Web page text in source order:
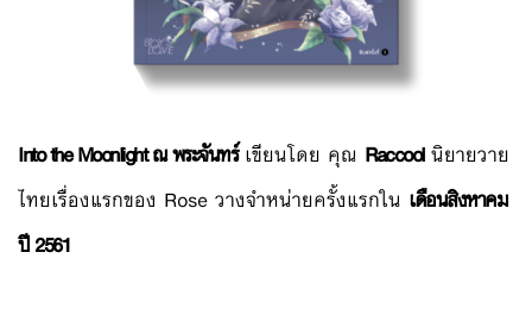
Into the Moonlight ณ พระจันทร์เขียนโดย คุณ Raccoolนิยายวาย
ไทยเรื่องแรกของ Rose วางจำหน่ายครั้งแรกใน เดือนสิงหาคม
ปี 2561